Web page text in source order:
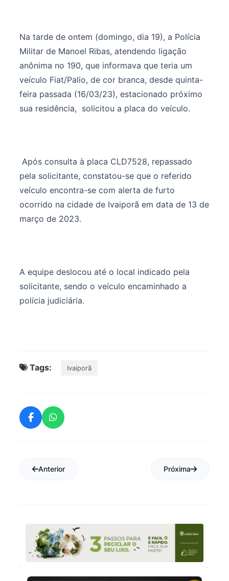
Na tarde de ontem (domingo, dia 19), a Polícia
Militar de Manoel Ribas, atendendo ligação
anônima no 190, que informava que teria um
veículo Fiat/Palio, de cor branca, desde quinta-
feira passada (16/03/23), estacionado próximo
sua residência, solicitou a placa do veículo.
Após consulta à placa CLD7528, repassado
pela solicitante, constatou-se que o referido
veículo encontra-se com alerta de furto
ocorrido na cidade de Ivaiporã em data de 13 de
março de 2023.
A equipe deslocou até o local indicado pela
solicitante, sendo o veículo encaminhado a
polícia judiciária.
Tags: Ivaiporã
Anterior Próxima